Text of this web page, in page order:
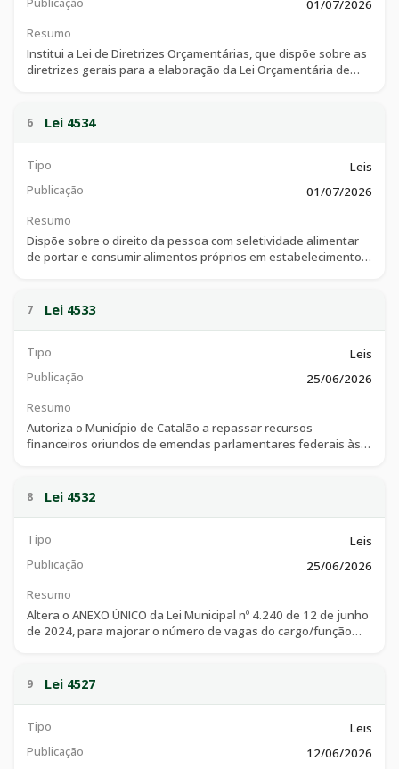
Publicação 01/07/2026
Resumo
Institui a Lei de Diretrizes Orçamentárias, que dispõe sobre as
diretrizes gerais para a elaboração da Lei Orçamentária de
6 Lei 4534
Tipo Leis
Publicação 01/07/2026
Resumo
Dispõe sobre o direito da pessoa com seletividade alimentar
de portar e consumir alimentos próprios em estabelecimentos
7 Lei 4533
Tipo Leis
Publicação 25/06/2026
Resumo
Autoriza o Município de Catalão a repassar recursos
financeiros oriundos de emendas parlamentares federais às
e dá outras providências.
8 Lei 4532
Tipo Leis
Publicação 25/06/2026
Resumo
Altera o ANEXO ÚNICO da Lei Municipal nº 4.240 de 12 de junho
de 2024, para majorar o número de vagas do cargo/função
9 Lei 4527
Tipo Leis
Publicação 12/06/2026